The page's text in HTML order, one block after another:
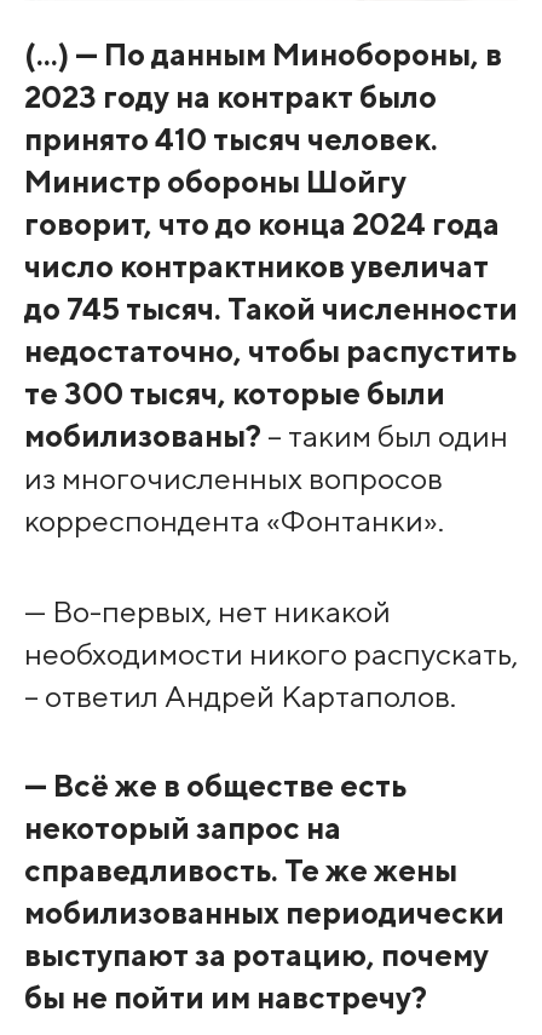
(...) — По данным Минобороны, в
2023 году на контракт было
принято 410 тысяч человек.
Министр обороны Шойгу
говорит, что до конца 2024 года
число контрактников увеличат
до 745 тысяч. Такой численности
недостаточно, чтобы распустить
те 300 тысяч, которые были
мобилизованы? – таким был один
из многочисленных вопросов
корреспондента «Фонтанки».
— Во-первых, нет никакой
необходимости никого распускать,
– ответил Андрей Картаполов.
— Всё же в обществе есть
некоторый запрос на
справедливость. Те же жены
мобилизованных периодически
выступают за ротацию, почему
бы не пойти им навстречу?